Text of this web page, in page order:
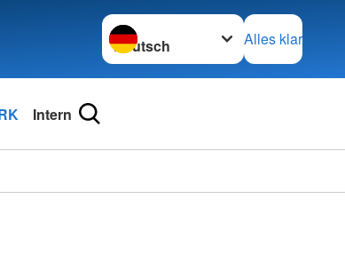
Sprache wechseln zu
Alles klar
Intern